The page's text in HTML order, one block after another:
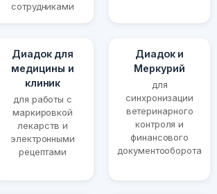
сотрудниками
Диадок для
медицины и
клиник
для работы с
маркировкой
лекарств и
электронными
рецептами
Диадок и
Меркурий
для
синхронизации
ветеринарного
контроля и
финансового
документооборота